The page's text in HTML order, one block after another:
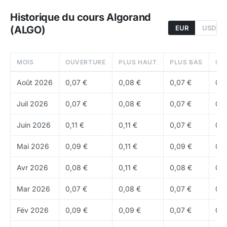
Comment fonctionne Algorand ?
consensus développé par Silvio Micali :
Pure Proof of Stake
: contrairement au DPoS qui
PPoS d'Algorand sélectionne aléatoirement les
validateurs parmi tous les détenteurs d'ALGO via
Random Function). N'importe quel détenteur
en ~3,3 secondes, sans possibilité de fork.
Algorand est la seule blockchain majeure qui ne
Historique du cours Algorand
(ALGO)
EUR USD
MOIS OUVERTURE PLUS HAUT PLUS BAS
Août 2026 0,07 € 0,08 € 0,07 €
Juil 2026 0,07 € 0,08 € 0,07 €
Juin 2026 0,11 € 0,11 € 0,07 €
Mai 2026 0,09 € 0,11 € 0,09 €
Avr 2026 0,08 € 0,11 € 0,08 €
Mar 2026 0,07 € 0,08 € 0,07 €
Fév 2026 0,09 € 0,09 € 0,07 €